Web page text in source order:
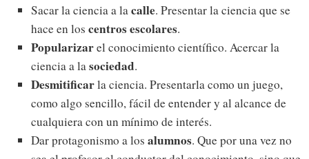
Sacar la ciencia a lacalle. Presentar la ciencia que se
hace en los centros escolares.
Popularizarel conocimiento científico. Acercar la
ciencia a lasociedad.
Desmitificarla ciencia. Presentarla como un juego,
como algo sencillo, fácil de entender y al alcance de
cualquiera con un mínimo de interés.
Dar protagonismo a los alumnos. Que por una vez no